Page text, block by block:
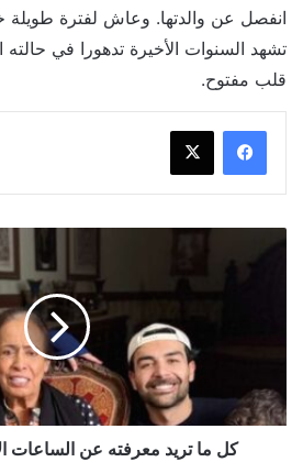
انفصل عن والدتها. وعاش لفترة
تشهد السنوات الأخيرة تدهورا في
قلب مفتوح.
كل
لحياة
الفهد
كل ما تريد معرفته عن الساعات